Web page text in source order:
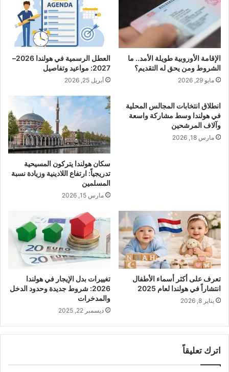
الإقامة الأوروبية طويلة الأمد.. ما
الشروط ومن يحق له التقديم؟
مايو 29, 2026
العطل الرسمية في هولندا 2026–
2027: مواعيد وتفاصيل
أبريل 25, 2026
انطلاق انتخابات المجالس المحلية
في هولندا وسط مشاركة واسعة
وآلاف المرشحين
مارس 18, 2026
سكان هولندا يتركون المسيحية
تدريجياً: ارتفاع اللادينية وزيادة نسبة
المسلمين
مارس 15, 2026
تعرف على أكثر أسماء الأطفال
انتشاراً في هولندا لعام 2025
يناير 8, 2026
تغييرات بدل الإيجار في هولندا
2026: شروط جديدة وحدود الدخل
والمدخرات
ديسمبر 22, 2025
اترك تعليقاً